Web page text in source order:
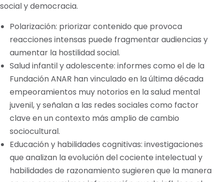
social y democracia.
Polarización: priorizar contenido que provoca
reacciones intensas puede fragmentar audiencias y
aumentar la hostilidad social.
Salud infantil y adolescente: informes como el de la
Fundación ANAR han vinculado en la última década
empeoramientos muy notorios en la salud mental
juvenil, y señalan a las redes sociales como factor
clave en un contexto más amplio de cambio
sociocultural.
Educación y habilidades cognitivas: investigaciones
que analizan la evolución del cociente intelectual y
habilidades de razonamiento sugieren que la manera